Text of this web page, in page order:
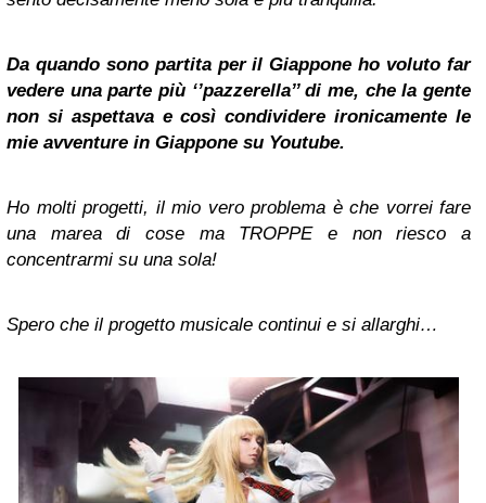
Da quando sono partita per il Giappone ho voluto far
vedere una parte più ‘’pazzerella’’ di me, che la gente
non si aspettava e così condividere ironicamente le
mie avventure in Giappone su Youtube.
Ho molti progetti, il mio vero problema è che vorrei fare
una marea di cose ma TROPPE e non riesco a
concentrarmi su una sola!
Spero che il progetto musicale continui e si allarghi…